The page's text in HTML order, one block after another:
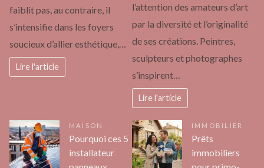
faiblit pas, au contraire, il
s’intensifie dans les foyers
soucieux d’allier esthétique,…
Lire l'article
l’attention des amateurs d’art
par la diversité et l’originalité
de ses créations. Peintres,
sculpteurs et photographes
s’inspirent…
Lire l'article
MAISON
Pourquoi ces 5
installateur
IMMOBILIER
Prêts
immobiliers